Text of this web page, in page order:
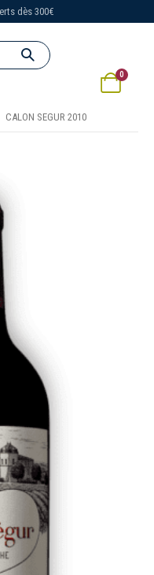
dès 300€
0
CALON SEGUR 2010